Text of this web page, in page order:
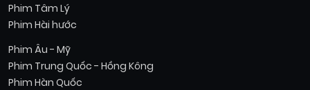
Phim Tâm Lý
Phim Hài hước
Phim Âu - Mỹ
Phim Trung Quốc - Hồng Kông
Phim Hàn Quốc